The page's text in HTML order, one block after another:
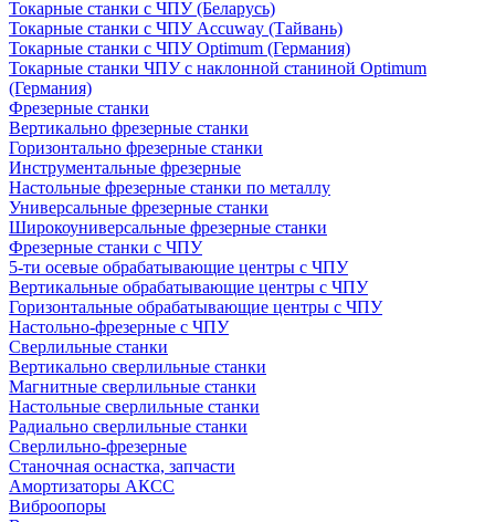
Токарные станки с ЧПУ (Беларусь)
Токарные станки с ЧПУ Accuway (Тайвань)
Токарные станки с ЧПУ Optimum (Германия)
Токарные станки ЧПУ с наклонной станиной Optimum
(Германия)
Фрезерные станки
Вертикально фрезерные станки
Горизонтально фрезерные станки
Инструментальные фрезерные
Настольные фрезерные станки по металлу
Универсальные фрезерные станки
Широкоуниверсальные фрезерные станки
Фрезерные станки с ЧПУ
5-ти осевые обрабатывающие центры с ЧПУ
Вертикальные обрабатывающие центры с ЧПУ
Горизонтальные обрабатывающие центры с ЧПУ
Настольно-фрезерные с ЧПУ
Сверлильные станки
Вертикально сверлильные станки
Магнитные сверлильные станки
Настольные сверлильные станки
Радиально сверлильные станки
Сверлильно-фрезерные
Станочная оснастка, запчасти
Амортизаторы АКСС
Виброопоры